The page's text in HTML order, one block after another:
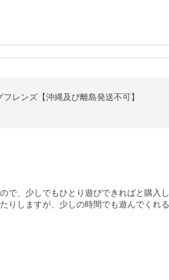
ンズ【沖縄及び離島発送不可】
で、少しでもひとり遊びできればと購入し
りしますが、少しの時間でも遊んでくれる